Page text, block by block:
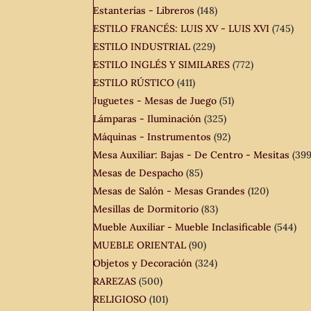
Estanterías - Libreros (148)
ESTILO FRANCÉS: LUIS XV - LUIS XVI (745)
ESTILO INDUSTRIAL (229)
ESTILO INGLÉS Y SIMILARES (772)
ESTILO RÚSTICO (411)
Juguetes - Mesas de Juego (51)
Lámparas - Iluminación (325)
Máquinas - Instrumentos (92)
Mesa Auxiliar: Bajas - De Centro - Mesitas
Mesas de Despacho (85)
Mesas de Salón - Mesas Grandes (120)
Mesillas de Dormitorio (83)
Mueble Auxiliar - Mueble Inclasificable (544)
MUEBLE ORIENTAL (90)
Objetos y Decoración (324)
RAREZAS (500)
RELIGIOSO (101)